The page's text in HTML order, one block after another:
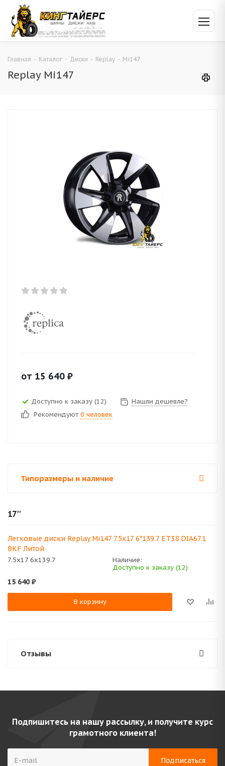
Главная - Каталог - Диски - Replay - Mi147
Replay Mi147
от 15 640 ₽
Доступно к заказу (12)
Нашли дешевле?
Рекомендуют 0 человек
Типоразмеры и наличие
17''
Легковые диски Replay Mi147 7.5x17 6*139.7 ET38 DIA67.1
BKF Литой
7.5x17 6x139.7
Наличие:
Доступно к заказу (12)
15 640 ₽
В корзину
Отзывы
Подпишитесь на нашу рассылку, и получите курс
грамотного клиента!